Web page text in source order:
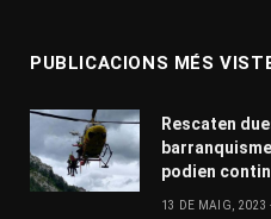
PUBLICACIONS MÉS
Rescaten
podien
13 DE MAIG, 2023